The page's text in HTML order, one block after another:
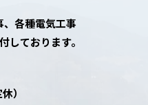
各種電気工事
しております。
）